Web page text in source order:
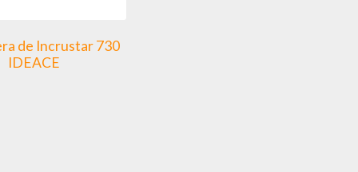
de Incrustar 730
IDEACE